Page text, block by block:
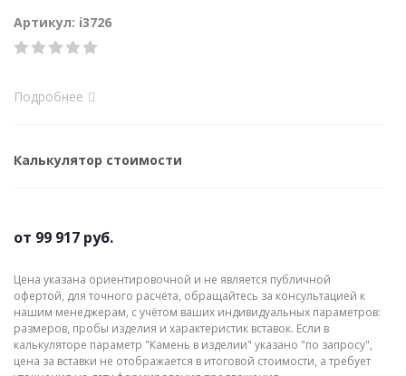
Артикул: i3726
Подробнее
Калькулятор стоимости
от 99 917 руб.
Цена указана ориентировочной и не является публичной
офертой, для точного расчёта, обращайтесь за консультацией к
нашим менеджерам, с учётом ваших индивидуальных параметров:
размеров, пробы изделия и характеристик вставок. Если в
калькуляторе параметр "Камень в изделии" указано "по запросу",
цена за вставки не отображается в итоговой стоимости, а требует